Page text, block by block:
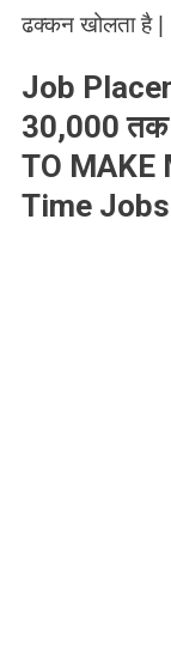
ढक्कन खोलता है |
Job
30,000 तक
TO MAKE
Time